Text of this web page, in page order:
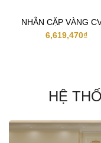
NHẪN CẶP VÀNG
6,619,470₫
HỆ